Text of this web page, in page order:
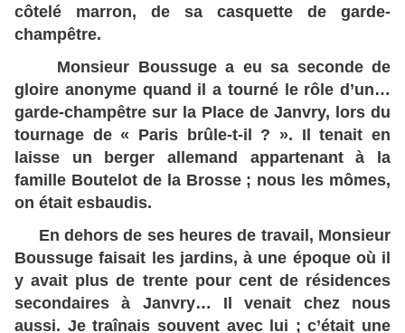
côtelé marron, de sa casquette de garde-
champêtre.
Monsieur Boussuge a eu sa seconde de
gloire anonyme quand il a tourné le rôle d’un…
garde-champêtre sur la Place de Janvry, lors du
tournage de « Paris brûle-t-il ? ». Il tenait en
laisse un berger allemand appartenant à la
famille Boutelot de la Brosse ; nous les mômes,
on était esbaudis.
En dehors de ses heures de travail, Monsieur
Boussuge faisait les jardins, à une époque où il
y avait plus de trente pour cent de résidences
secondaires à Janvry… Il venait chez nous
aussi. Je traînais souvent avec lui ; c’était une